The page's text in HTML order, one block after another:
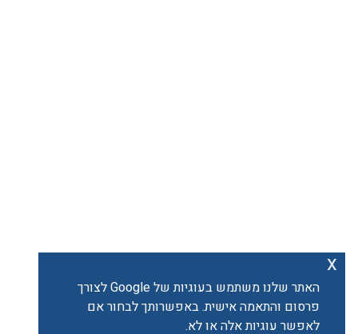
האתר שלנו משתמש בעוגיות של Google לצורך
והתאמה אישית. באפשרותך לבחור אם
עוגיות אלה או לא.